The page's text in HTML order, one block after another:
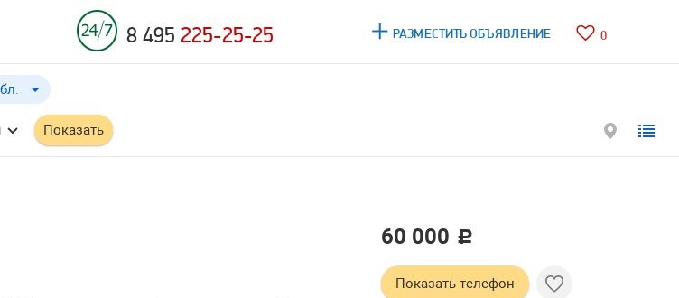
8 495 225-25-25 РАЗМЕСТИТЬ ОБЪЯВЛЕНИЕ 0
a Применить
Показать
60 000 c
Показать телефон